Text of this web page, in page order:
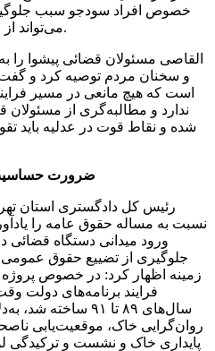
خصوص افراد سودجو سبب
می‌تواند از این رهگذر متوجه اشخاص گردد.
القاصی مسئولان قضائی پیشوا را
و سخنان مردم توصیه کرد و
است که هیچ مانعی در مسیر
ندارد و مطالبه‌گری از مسئولان
شده و نقاط قوت در عدلیه باید
ضرورت
رئیس کل دادگستری استان
نسبت به مساله حقوق عامه را
ورود میدانی دستگاه قضائی
جلوگیری از تضییع حقوق
زمینه اظهار کرد: در خصوص
فرایند برنامه‌های
سال‌های ۸۹ تا ۹۱
روان‌گرایی خاک، موقعیت‌یابی
پایداری خاک و نشست و ترکیدگی